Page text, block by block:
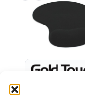
עם כרית ג׳ל ארגונומית